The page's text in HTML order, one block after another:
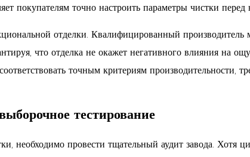
покупателям точно настроить параметры чистки перед
отделки. Квалифицированный
что отделка не окажет негативного влияния на
точным критериям производительности,
тестирование
необходимо провести тщательный аудит завода. Хотя